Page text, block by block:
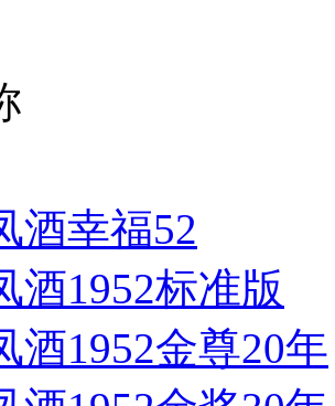
酒幸福52
酒1952标准版
酒1952金尊20年